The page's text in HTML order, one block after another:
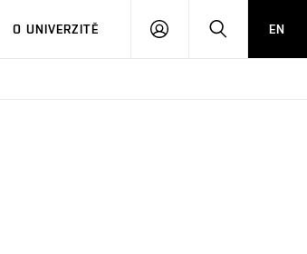
O UNIVERZITĚ
PŘIHLÁSIT HLEDATEN